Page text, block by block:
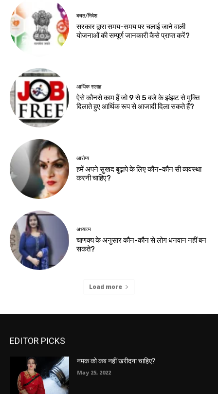
बचत/निवेश
सरकार द्वारा समय-समय पर चलाई जाने वाली
योजनाओं की सम्पूर्ण जानकारी कैसे प्राप्त करें?
आर्थिक सलाह
ऐसे कौनसे काम हैं जो 9 से 5 बजे के झंझट से मुक्ति
दिलाते हुए आर्थिक रूप से आजादी दिला सकते हैं?
आरोग्य
हमें अपने सुखद बुढ़ापे के लिए कौन-कौन सी व्यवस्था
करनी चाहिए?
अध्यात्म
चाणक्य के अनुसार कौन-कौन से लोग धनवान नहीं बन
सकते?
Load more
EDITOR PICKS
नमक को कब नहीं खरीदना चाहिए?
May 25, 2022